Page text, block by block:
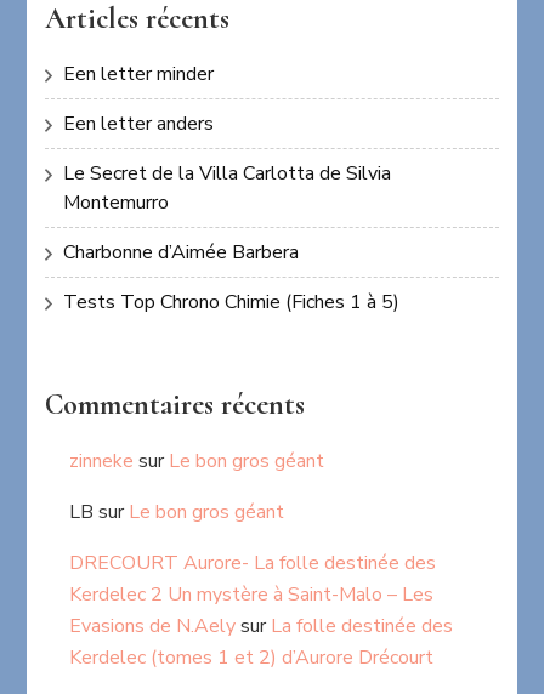
Articles récents
Een letter minder
Een letter anders
Le Secret de la Villa Carlotta de Silvia
Montemurro
Charbonne d’Aimée Barbera
Tests Top Chrono Chimie (Fiches 1 à 5)
Commentaires récents
zinneke surLe bon gros géant
LB surLe bon gros géant
DRECOURT Aurore- La folle destinée des
Kerdelec 2 Un mystère à Saint-Malo – Les
Evasions de N.AelysurLa folle destinée des
Kerdelec (tomes 1 et 2) d’Aurore Drécourt